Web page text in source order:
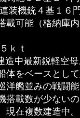
機銃４基１６
可能（格納庫
ｋｔ
造中最新鋭軽空
体をベースとし
洋艦並みの戦闘
搭載数が少ない
現在複数建造中。